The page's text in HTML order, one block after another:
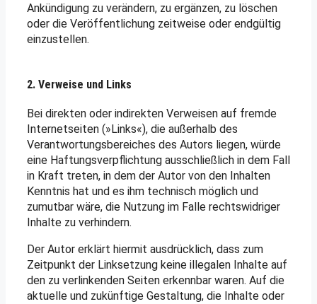
Ankündigung zu verändern, zu ergänzen, zu löschen
oder die Veröffentlichung zeitweise oder endgültig
einzustellen.
2. Verweise und Links
Bei direkten oder indirekten Verweisen auf fremde
Internetseiten (»Links«), die außerhalb des
Verantwortungsbereiches des Autors liegen, würde
eine Haftungsverpflichtung ausschließlich in dem Fall
in Kraft treten, in dem der Autor von den Inhalten
Kenntnis hat und es ihm technisch möglich und
zumutbar wäre, die Nutzung im Falle rechtswidriger
Inhalte zu verhindern.
Der Autor erklärt hiermit ausdrücklich, dass zum
Zeitpunkt der Linksetzung keine illegalen Inhalte auf
den zu verlinkenden Seiten erkennbar waren. Auf die
aktuelle und zukünftige Gestaltung, die Inhalte oder